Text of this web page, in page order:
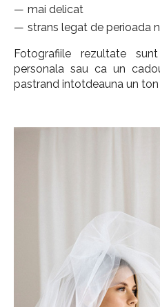
mai delicat
strans legat de perioada
Fotografiile rezultate
personala sau ca un
pastrand intotdeauna un